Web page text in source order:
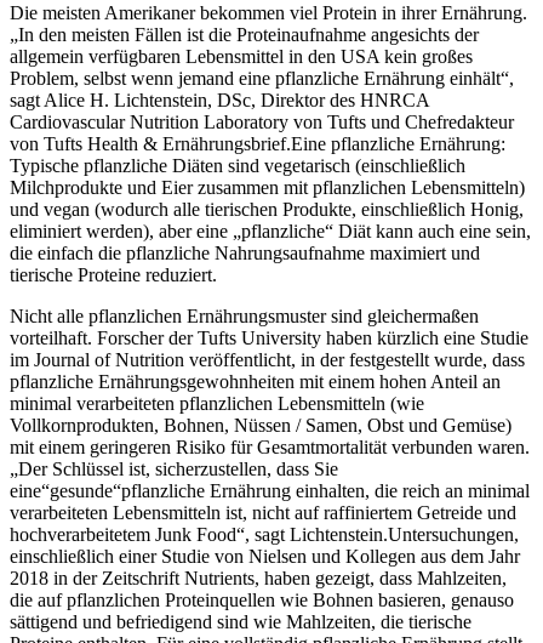
Die meisten Amerikaner bekommen viel Protein in ihrer Ernährung.
„In den meisten Fällen ist die Proteinaufnahme angesichts der
allgemein verfügbaren Lebensmittel in den USA kein großes
Problem, selbst wenn jemand eine pflanzliche Ernährung einhält“,
sagt Alice H. Lichtenstein, DSc, Direktor des HNRCA
Cardiovascular Nutrition Laboratory von Tufts und Chefredakteur
von Tufts Health & Ernährungsbrief.Eine pflanzliche Ernährung:
Typische pflanzliche Diäten sind vegetarisch (einschließlich
Milchprodukte und Eier zusammen mit pflanzlichen Lebensmitteln)
und vegan (wodurch alle tierischen Produkte, einschließlich Honig,
eliminiert werden), aber eine „pflanzliche“ Diät kann auch eine sein,
die einfach die pflanzliche Nahrungsaufnahme maximiert und
tierische Proteine reduziert.
Nicht alle pflanzlichen Ernährungsmuster sind gleichermaßen
vorteilhaft. Forscher der Tufts University haben kürzlich eine Studie
im Journal of Nutrition veröffentlicht, in der festgestellt wurde, dass
pflanzliche Ernährungsgewohnheiten mit einem hohen Anteil an
minimal verarbeiteten pflanzlichen Lebensmitteln (wie
Vollkornprodukten, Bohnen, Nüssen / Samen, Obst und Gemüse)
mit einem geringeren Risiko für Gesamtmortalität verbunden waren.
„Der Schlüssel ist, sicherzustellen, dass Sie
eine“gesunde“pflanzliche Ernährung einhalten, die reich an minimal
verarbeiteten Lebensmitteln ist, nicht auf raffiniertem Getreide und
hochverarbeitetem Junk Food“, sagt Lichtenstein.Untersuchungen,
einschließlich einer Studie von Nielsen und Kollegen aus dem Jahr
2018 in der Zeitschrift Nutrients, haben gezeigt, dass Mahlzeiten,
die auf pflanzlichen Proteinquellen wie Bohnen basieren, genauso
sättigend und befriedigend sind wie Mahlzeiten, die tierische